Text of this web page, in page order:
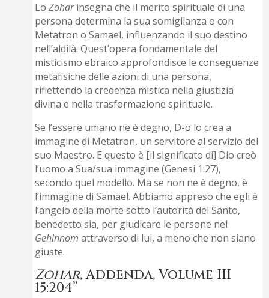
LoZoharinsegna che il merito spirituale di una
persona determina la sua somiglianza o con
Metatron o Samael, influenzando il suo destino
nell’aldilà. Quest’opera fondamentale del
misticismo ebraico approfondisce le conseguenze
metafisiche delle azioni di una persona,
riflettendo la credenza mistica nella giustizia
divina e nella trasformazione spirituale.
Se l’essere umano ne è degno, D-o lo crea a
immagine di Metatron, un servitore al servizio del
suo Maestro. E questo è [il significato di] Dio creò
l’uomo a Sua/sua immagine (Genesi 1:27),
secondo quel modello. Ma se non ne è degno, è
l’immagine di Samael. Abbiamo appreso che egli è
l’angelo della morte sotto l’autorità del Santo,
benedetto sia, per giudicare le persone nel
Gehinnom attraverso di lui, a meno che non siano
giuste.
Zohar, Addenda, Volume III
15:204”